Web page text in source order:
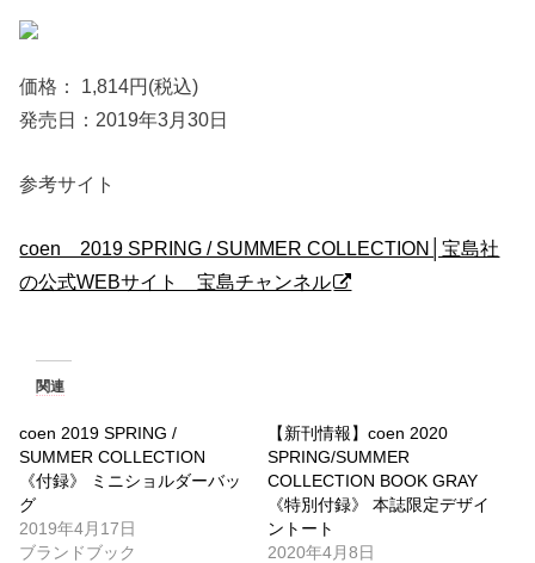
価格： 1,814円(税込)
発売日：2019年3月30日
参考サイト
coen 2019 SPRING / SUMMER COLLECTION│宝島社
の公式WEBサイト 宝島チャンネル
関連
coen 2019 SPRING /
SUMMER COLLECTION
《付録》 ミニショルダーバッ
グ
2019年4月17日
ブランドブック
【新刊情報】coen 2020
SPRING/SUMMER
COLLECTION BOOK GRAY
《特別付録》 本誌限定デザイ
ントート
2020年4月8日